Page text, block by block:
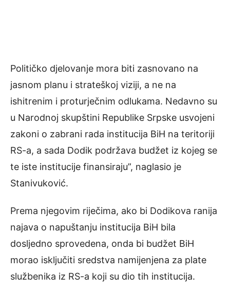
Političko djelovanje mora biti zasnovano na
jasnom planu i strateškoj viziji, a ne na
ishitrenim i proturječnim odlukama. Nedavno su
u Narodnoj skupštini Republike Srpske usvojeni
zakoni o zabrani rada institucija BiH na teritoriji
RS-a, a sada Dodik podržava budžet iz kojeg se
te iste institucije finansiraju”, naglasio je
Stanivuković.
Prema njegovim riječima, ako bi Dodikova ranija
najava o napuštanju institucija BiH bila
dosljedno sprovedena, onda bi budžet BiH
morao isključiti sredstva namijenjena za plate
službenika iz RS-a koji su dio tih institucija.